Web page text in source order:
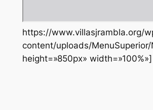
https://www.villasjrambla.org/
content/uploads/
height=»850px» width=»100%»]